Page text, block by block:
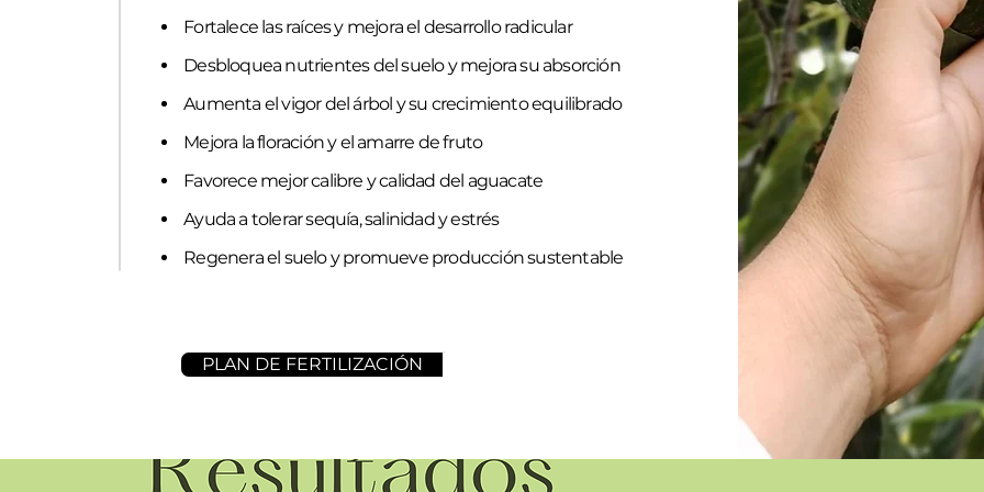
Fortalece las raíces y mejora el desarrollo radicular
Desbloquea nutrientes del suelo y mejora su absorción
Aumenta el vigor del árbol y su crecimiento equilibrado
Mejora la floración y el amarre de fruto
Favorece mejor calibre y calidad del aguacate
Ayuda a tolerar sequía, salinidad y estrés
Regenera el suelo y promueve producción sustentable
PLAN DE FERTILIZACIÓN